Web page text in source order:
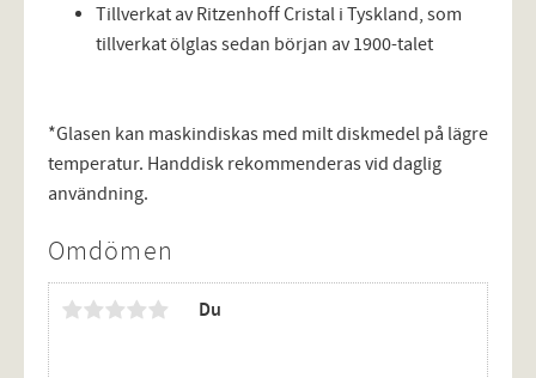
Tillverkat av Ritzenhoff Cristal i Tyskland, som
tillverkat ölglas sedan början av 1900-talet
*Glasen kan maskindiskas med milt diskmedel på lägre
temperatur. Handdisk rekommenderas vid daglig
användning.
Omdömen
Du